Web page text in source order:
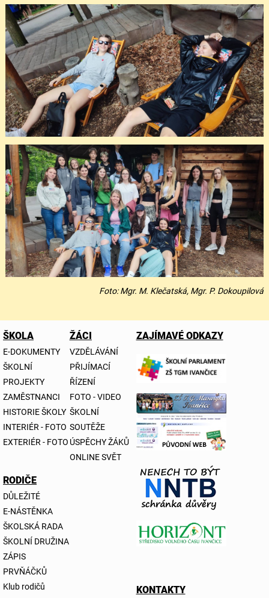
Foto: Mgr. M. Klečatská, Mgr. P. Dokoupilová
ŠKOLA
E-DOKUMENTY
ŠKOLNÍ
PROJEKTY
ZAMĚSTNANCI
HISTORIE ŠKOLY
INTERIÉR - FOTO
EXTERIÉR - FOTO
ŽÁCI
VZDĚLÁVÁNÍ
PŘIJÍMACÍ
ŘÍZENÍ
FOTO - VIDEO
ŠKOLNÍ
SOUTĚŽE
ÚSPĚCHY ŽÁKŮ
ONLINE SVĚT
RODIČE
DŮLEŽITÉ
E-NÁSTĚNKA
ŠKOLSKÁ RADA
ŠKOLNÍ DRUŽINA
ZÁPIS
PRVŇÁČKŮ
Klub rodičů
ZAJÍMAVÉ ODKAZY
KONTAKTY